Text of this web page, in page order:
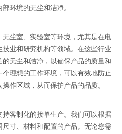
环境的无尘和洁净。
尘室、实验室等环境，尤其是在电
业和研究机构等领域。在这些行业
无尘和洁净，以确保产品的质量和
理想的工作环境，可以有效地防止
作区域，从而保护产品的品质。
持客制化的接单生产。我们可以根据
寸、材料和配置的产品。无论您需